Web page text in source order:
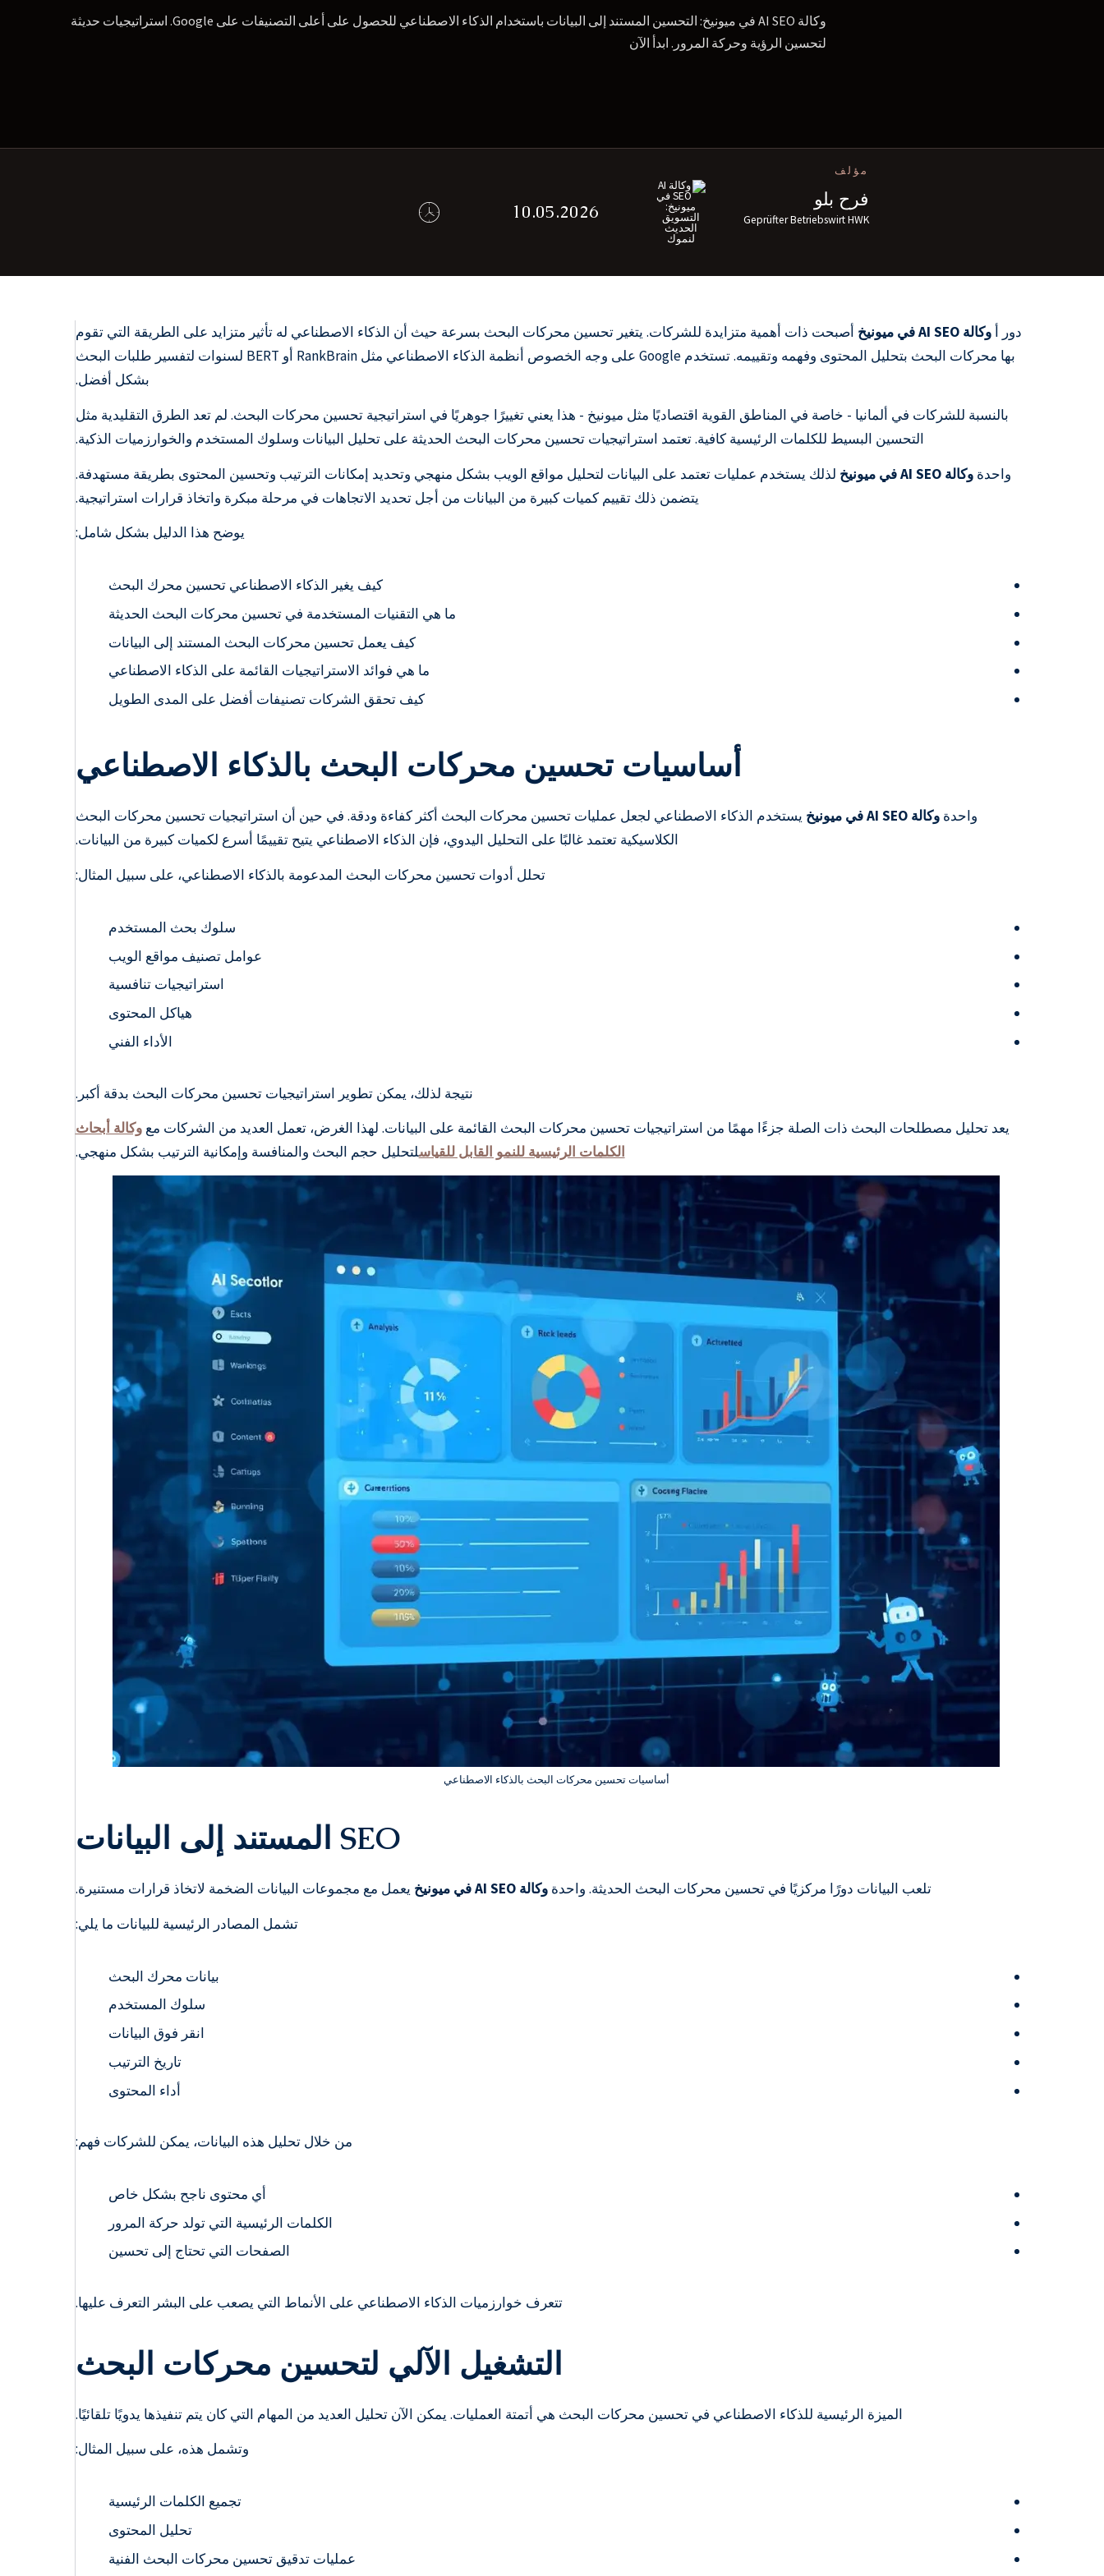
وكالة AI SEO في ميونيخ: التحسين المستند إلى البيانات باستخدام الذكاء الاصطناعي للحصول على أعلى التصنيفات على Google. استراتيجيات حديثة
لتحسين الرؤية وحركة المرور. ابدأ الآن
مؤلف
فرح بلو
Geprüfter Betriebswirt HWK
10.05.2026
دور أوكالة AI SEO في ميونيخ
أصبحت ذات أهمية متزايدة للشركات. يتغير تحسين محركات البحث بسرعة حيث أن الذكاء الاصطناعي له تأثير متزايد على الطريقة التي تقوم
بها محركات البحث بتحليل المحتوى وفهمه وتقييمه. تستخدم Google على وجه الخصوص أنظمة الذكاء الاصطناعي مثل RankBrain أو BERT لسنوات لتفسير طلبات البحث
بشكل أفضل.
بالنسبة للشركات في ألمانيا - خاصة في المناطق القوية اقتصاديًا مثل ميونيخ - هذا يعني تغييرًا جوهريًا في استراتيجية تحسين محركات البحث. لم تعد الطرق التقليدية مثل
التحسين البسيط للكلمات الرئيسية كافية. تعتمد استراتيجيات تحسين محركات البحث الحديثة على تحليل البيانات وسلوك المستخدم والخوارزميات الذكية.
واحدةوكالة AI SEO في ميونيخ
لذلك يستخدم عمليات تعتمد على البيانات لتحليل مواقع الويب بشكل منهجي وتحديد إمكانات الترتيب وتحسين المحتوى بطريقة مستهدفة.
يتضمن ذلك تقييم كميات كبيرة من البيانات من أجل تحديد الاتجاهات في مرحلة مبكرة واتخاذ قرارات استراتيجية.
يوضح هذا الدليل بشكل شامل:
كيف يغير الذكاء الاصطناعي تحسين محرك البحث
ما هي التقنيات المستخدمة في تحسين محركات البحث الحديثة
كيف يعمل تحسين محركات البحث المستند إلى البيانات
ما هي فوائد الاستراتيجيات القائمة على الذكاء الاصطناعي
كيف تحقق الشركات تصنيفات أفضل على المدى الطويل
أساسيات تحسين محركات البحث بالذكاء الاصطناعي
واحدةوكالة AI SEO في ميونيخ
يستخدم الذكاء الاصطناعي لجعل عمليات تحسين محركات البحث أكثر كفاءة ودقة. في حين أن استراتيجيات تحسين محركات البحث
الكلاسيكية تعتمد غالبًا على التحليل اليدوي، فإن الذكاء الاصطناعي يتيح تقييمًا أسرع لكميات كبيرة من البيانات.
تحلل أدوات تحسين محركات البحث المدعومة بالذكاء الاصطناعي، على سبيل المثال:
سلوك بحث المستخدم
عوامل تصنيف مواقع الويب
استراتيجيات تنافسية
هياكل المحتوى
الأداء الفني
نتيجة لذلك، يمكن تطوير استراتيجيات تحسين محركات البحث بدقة أكبر.
يعد تحليل مصطلحات البحث ذات الصلة جزءًا مهمًا من استراتيجيات تحسين محركات البحث القائمة على البيانات. لهذا الغرض، تعمل العديد من الشركات معوكالة أبحاث
الكلمات الرئيسية للنمو القابل للقياسلتحليل حجم البحث والمنافسة وإمكانية الترتيب بشكل منهجي.
أساسيات تحسين محركات البحث بالذكاء الاصطناعي
SEO المستند إلى البيانات
تلعب البيانات دورًا مركزيًا في تحسين محركات البحث الحديثة. واحدةوكالة AI SEO في ميونيخ
يعمل مع مجموعات البيانات الضخمة لاتخاذ قرارات مستنيرة.
تشمل المصادر الرئيسية للبيانات ما يلي:
بيانات محرك البحث
سلوك المستخدم
انقر فوق البيانات
تاريخ الترتيب
أداء المحتوى
من خلال تحليل هذه البيانات، يمكن للشركات فهم:
أي محتوى ناجح بشكل خاص
الكلمات الرئيسية التي تولد حركة المرور
الصفحات التي تحتاج إلى تحسين
تتعرف خوارزميات الذكاء الاصطناعي على الأنماط التي يصعب على البشر التعرف عليها.
التشغيل الآلي لتحسين محركات البحث
الميزة الرئيسية للذكاء الاصطناعي في تحسين محركات البحث هي أتمتة العمليات. يمكن الآن تحليل العديد من المهام التي كان يتم تنفيذها يدويًا تلقائيًا.
وتشمل هذه، على سبيل المثال:
تجميع الكلمات الرئيسية
تحليل المحتوى
عمليات تدقيق تحسين محركات البحث الفنية